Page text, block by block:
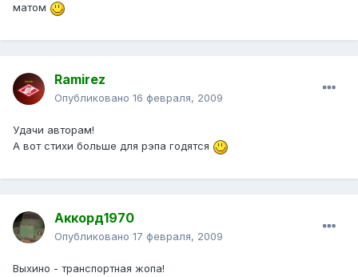
матом
Ramirez
Опубликовано 16 февраля, 2009
Удачи авторам!
А вот стихи больше для рэпа годятся
Аккорд1970
Опубликовано 17 февраля, 2009
Выхино - транспортная жопа!